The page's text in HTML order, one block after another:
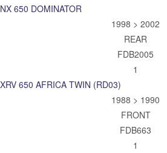
NX 650 DOMINATOR
1998 > 2002
REAR
FDB2005
1
XRV 650 AFRICA TWIN (RD03)
1988 > 1990
FRONT
FDB663
1